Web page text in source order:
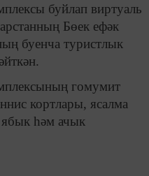
буйлап виртуаль
Бөек ефәк
буенча туристлык
гомумит
кортлары, ясалма
һәм ачык